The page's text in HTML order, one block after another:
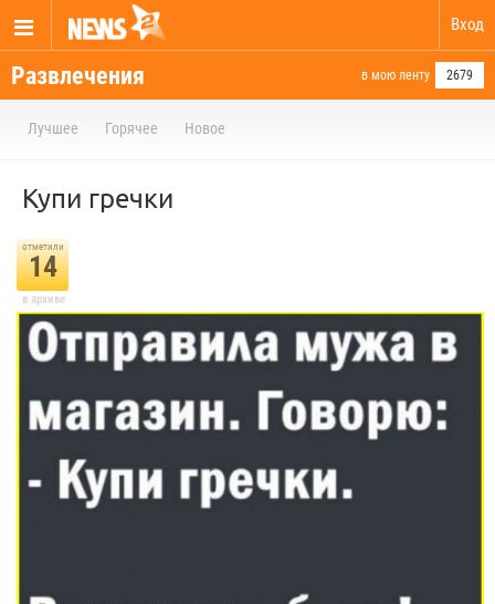
Вход
Развлечения в мою ленту 2679
Лучшее Горячее Новое
Купи гречки
отметили
14
в архиве